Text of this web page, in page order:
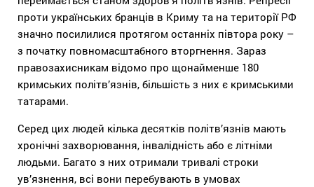
проти українських бранців в Криму та на території РФ
значно посилилися протягом останніх півтора року –
з початку повномасштабного вторгнення. Зараз
правозахисникам відомо про щонайменше 180
кримських політв’язнів, більшість з них є кримськими
татарами.
Серед цих людей кілька десятків політв’язнів мають
хронічні захворювання, інвалідність або є літніми
людьми. Багато з них отримали тривалі строки
ув’язнення, всі вони перебувають в умовах